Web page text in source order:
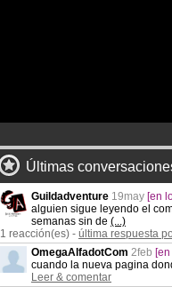
Últimas
Guildadventure 19may [en
alguien sigue leyendo el
semanas sin de (...)
1 reacción(es) - última respuesta
OmegaAlfadotCom 2feb
cuando la nueva pagina
Leer & comentar